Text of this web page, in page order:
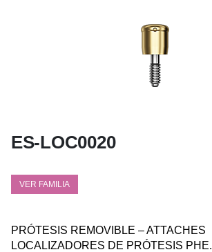
ES-LOC0020
VER FAMILIA
PRÓTESIS REMOVIBLE – ATTACHES
LOCALIZADORES DE PRÓTESIS PHE.